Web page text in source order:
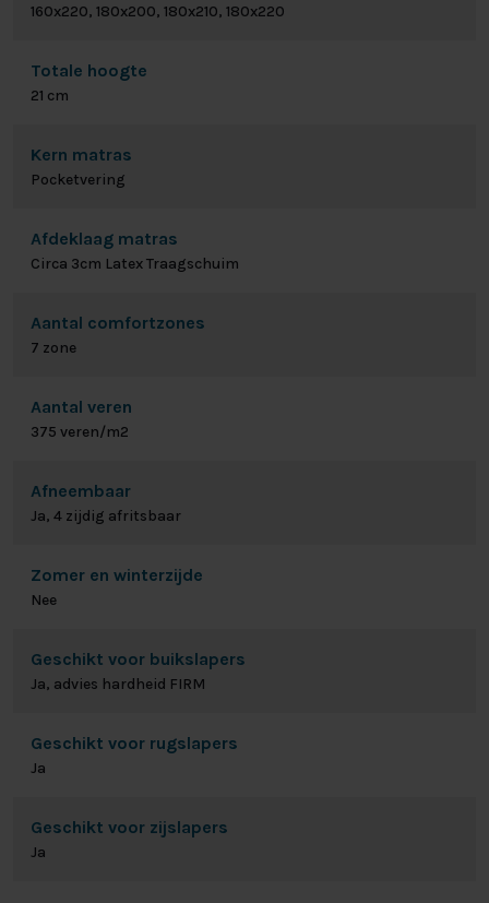
160x220, 180x200, 180x210, 180x220
Totale hoogte
21 cm
Kern matras
Pocketvering
Afdeklaag matras
Circa 3cm Latex Traagschuim
Aantal comfortzones
7 zone
Aantal veren
375 veren/m2
Afneembaar
Ja, 4 zijdig afritsbaar
Zomer en winterzijde
Nee
Geschikt voor buikslapers
Ja, advies hardheid FIRM
Geschikt voor rugslapers
Ja
Geschikt voor zijslapers
Ja